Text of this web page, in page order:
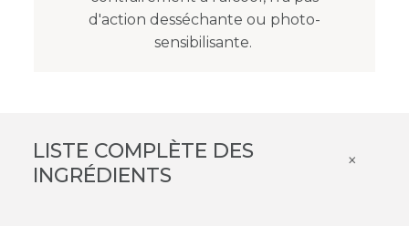
d'action desséchante ou photo-
sensibilisante.
LISTE COMPLÈTE DES
INGRÉDIENTS
×